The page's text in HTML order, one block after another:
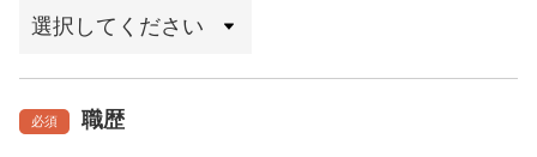
必須 職歴